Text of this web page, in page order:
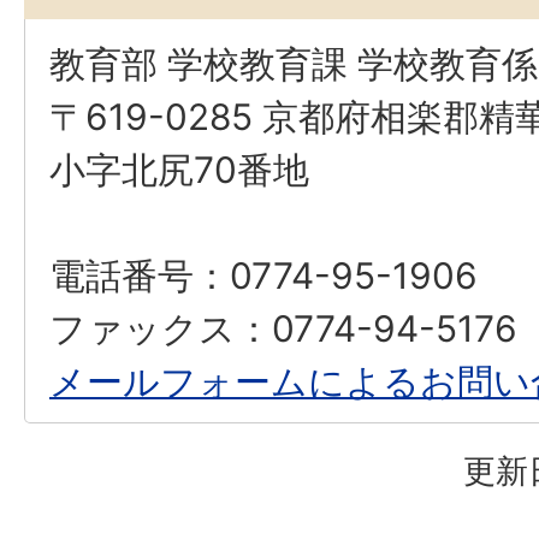
教育部 学校教育課 学校教育係
〒619-0285 京都府相楽郡精
小字北尻70番地
電話番号：0774-95-1906
ファックス：0774-94-5176
メールフォームによるお問
更新